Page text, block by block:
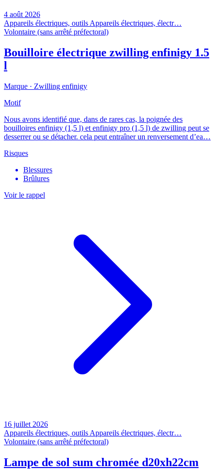
4 août 2026
Appareils électriques, outils Appareils électriques, électr…
Volontaire (sans arrêté préfectoral)
Bouilloire électrique zwilling enfinigy 1.5
l
Marque · Zwilling enfinigy
Motif
Nous avons identifié que, dans de rares cas, la poignée des
bouilloires enfinigy (1,5 l) et enfinigy pro (1,5 l) de zwilling peut se
desserrer ou se détacher. cela peut entraîner un renversement d’ea…
Risques
Blessures
Brûlures
Voir le rappel
16 juillet 2026
Appareils électriques, outils Appareils électriques, électr…
Volontaire (sans arrêté préfectoral)
Lampe de sol sum chromée d20xh22cm